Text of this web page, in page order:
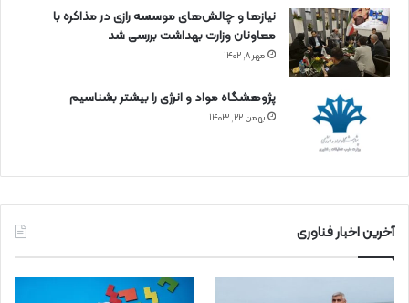
نیازها و چالش‌های موسسه رازی در مذاکره با
معاونان وزارت بهداشت بررسی شد
مهر ۸, ۱۴۰۲
پژوهشگاه مواد و انرژی را بیشتر بشناسیم
بهمن ۲۲, ۱۴۰۳
آخرین اخبار فناوری